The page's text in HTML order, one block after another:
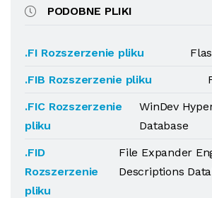
PODOBNE PLIKI
.FI Rozszerzenie pliku
.FIB Rozszerzenie pliku
.FIC Rozszerzenie
pliku
WinDev
Database
.FID
Rozszerzenie
pliku
File Expander
Descriptions